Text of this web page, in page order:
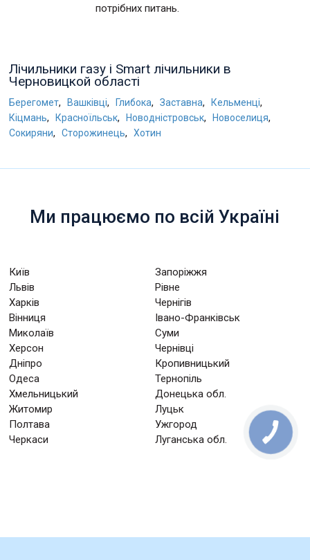
потрібних питань.
Лічильники газу і Smart лічильники в
Черновицкой області
Берегомет, Вашківці, Глибока, Заставна, Кельменці,
Кіцмань, Красноїльськ, Новодністровськ, Новоселиця,
Сокиряни, Сторожинець, Хотин
Ми працюємо по всій Україні
Київ
Запоріжжя
Львів
Рівне
Харків
Чернігів
Вінниця
Івано-Франківськ
Миколаїв
Суми
Херсон
Чернівці
Дніпро
Кропивницький
Одеса
Тернопіль
Хмельницький
Донецька обл.
Житомир
Луцьк
Полтава
Ужгород
Черкаси
Луганська обл.